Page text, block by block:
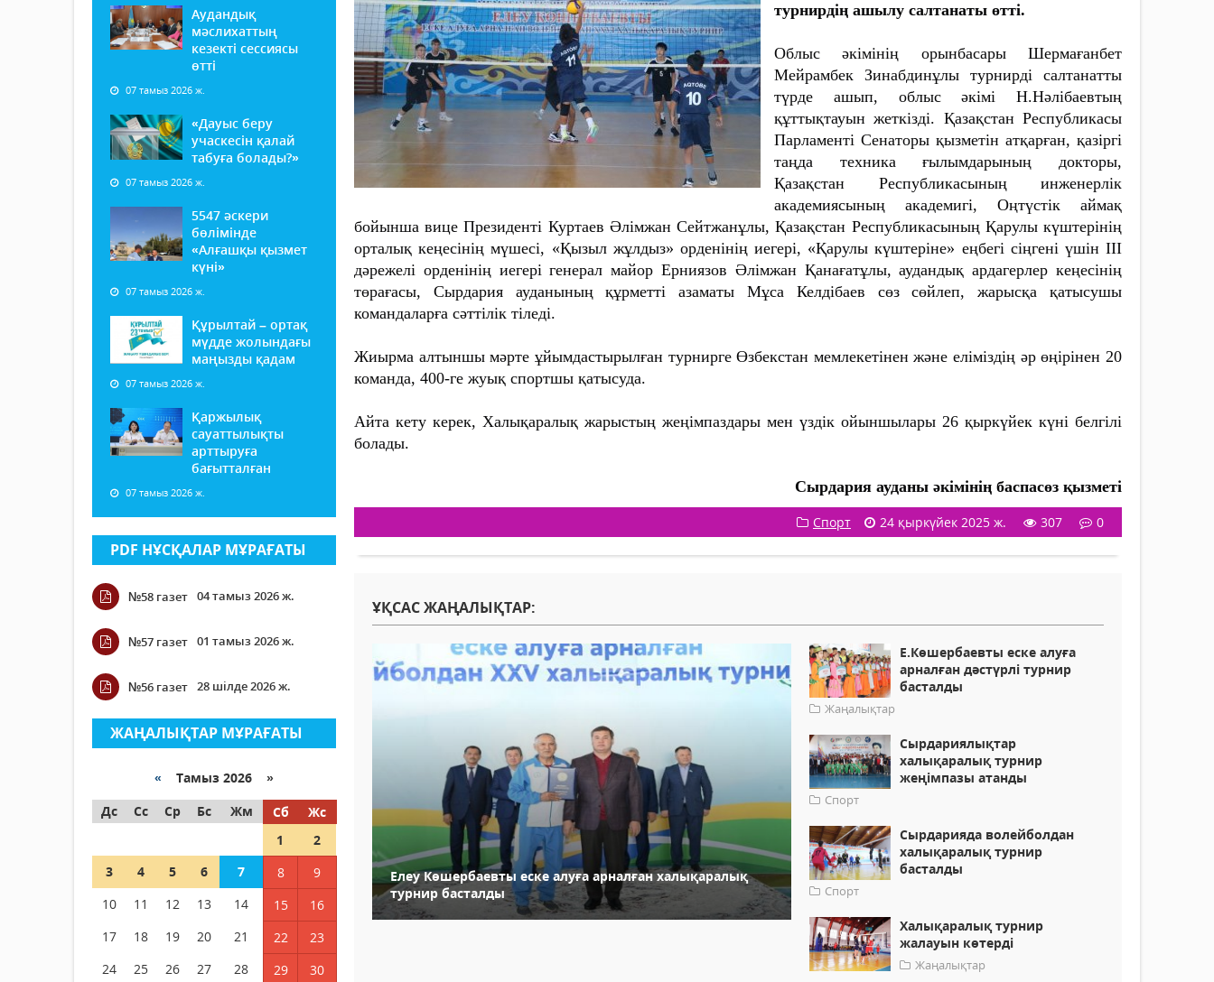
Аудандық
мәслихаттың
кезекті сессиясы
өтті
07 тамыз 2026 ж.
«Дауыс беру
учаскесін қалай
табуға болады?»
07 тамыз 2026 ж.
5547 әскери
бөлімінде
«Алғашқы қызмет
күні»
07 тамыз 2026 ж.
Құрылтай – ортақ
мүдде жолындағы
маңызды қадам
07 тамыз 2026 ж.
Қаржылық
сауаттылықты
арттыруға
бағытталған
07 тамыз 2026 ж.
PDF НҰСҚАЛАР МҰРАҒАТЫ
№58 газет 04 тамыз 2026 ж.
№57 газет 01 тамыз 2026 ж.
№56 газет 28 шілде 2026 ж.
ЖАҢАЛЫҚТАР МҰРАҒАТЫ
« Тамыз 2026 »
Дс
Сс Ср Бс Жм Сб
Жс
1
2
3
4 5 6 7 8
9
10
11 12 13 14 15
16
17
18 19 20 21 22
23
24
25 26 27 28 29 30
турнирдің ашылу салтанаты өтті.
Облыс әкімінің орынбасары Шермағанбет
Мейрамбек Зинабдинұлы турнирді салтанатты
түрде ашып, облыс әкімі Н.Нәлібаевтың
құттықтауын жеткізді. Қазақстан Республикасы
Парламенті Сенаторы қызметін атқарған, қазіргі
таңда техника ғылымдарының докторы,
Қазақстан Республикасының инженерлік
академиясының академигі, Оңтүстік аймақ
бойынша вице Президенті Куртаев Әлімжан Сейтжанұлы, Қазақстан Республикасының Қарулы күштерінің
орталық кеңесінің мүшесі, «Қызыл жұлдыз» орденінің иегері, «Қарулы күштеріне» еңбегі сіңгені үшін III
дәрежелі орденінің иегері генерал майор Ерниязов Әлімжан Қанағатұлы, аудандық ардагерлер кеңесінің
төрағасы, Сырдария ауданының құрметті азаматы Мұса Келдібаев сөз сөйлеп, жарысқа қатысушы
командаларға сəттілік тіледі.
Жиырма алтыншы мəрте ұйымдастырылған турнирге Өзбекстан мемлекетінен жəне еліміздің əр өңірінен 20
команда, 400-ге жуық спортшы қатысуда.
Айта кету керек, Халықаралық жарыстың жеңімпаздары мен үздік ойыншылары 26 қыркүйек күні белгілі
болады.
Сырдария ауданы әкімінің баспасөз қызметі
Спорт 24 қыркүйек 2025 ж. 307 0
ҰҚСАС ЖАҢАЛЫҚТАР:
Елеу Көшербаевты еске алуға арналған халықаралық
турнир басталды
Е.Көшербаевты еске алуға
арналған дәстүрлі турнир
басталды
Жаңалықтар
Сырдариялықтар
халықаралық турнир
жеңімпазы атанды
Спорт
Сырдарияда волейболдан
халықаралық турнир
басталды
Спорт
Халықаралық турнир
жалауын көтерді
Жаңалықтар